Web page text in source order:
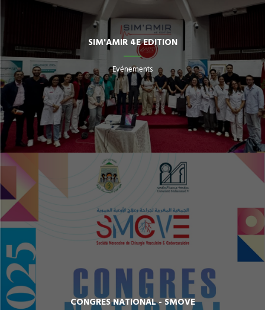
SIM'AMIR 4E EDITION
Evénements
CONGRES NATIONAL - SMOVE